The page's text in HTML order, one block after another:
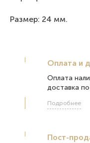
Размер: 24 мм.
Оплата и
Оплата
доставка
Подробнее
Пост-